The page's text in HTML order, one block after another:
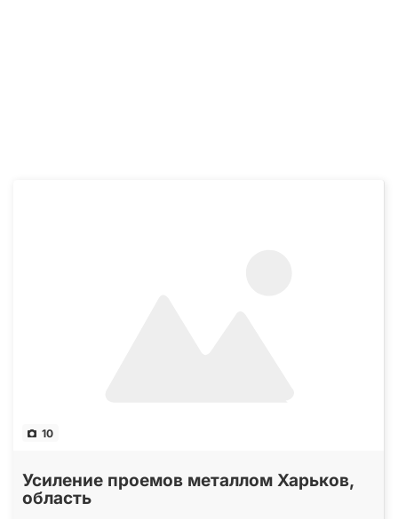
10
Усиление проемов металлом Харьков,
область